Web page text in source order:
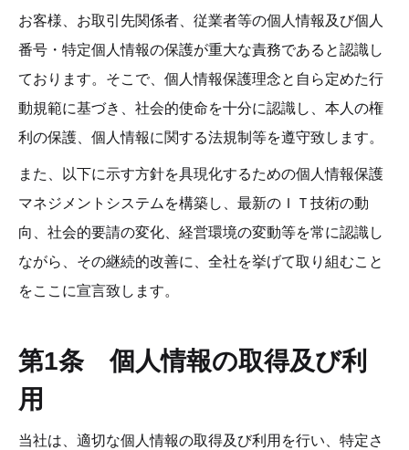
お客様、お取引先関係者、従業者等の個人情報及び個人
番号・特定個人情報の保護が重大な責務であると認識し
ております。そこで、個人情報保護理念と自ら定めた行
動規範に基づき、社会的使命を十分に認識し、本人の権
利の保護、個人情報に関する法規制等を遵守致します。
また、以下に示す方針を具現化するための個人情報保護
マネジメントシステムを構築し、最新のＩＴ技術の動
向、社会的要請の変化、経営環境の変動等を常に認識し
ながら、その継続的改善に、全社を挙げて取り組むこと
をここに宣言致します。
第1条　個人情報の取得及び利
用
当社は、適切な個人情報の取得及び利用を行い、特定さ